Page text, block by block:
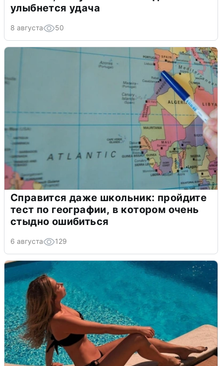
улыбнется удача
8 августа 50
Справится даже школьник: пройдите
тест по географии, в котором очень
стыдно ошибиться
6 августа 129